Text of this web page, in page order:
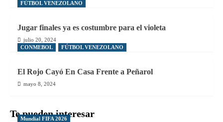
FÚTBOL VENEZOLANO
Jugar finales ya es costumbre para el violeta
julio 20, 2024
CONMEBOL
FÚTBOL VENEZOLANO
El Rojo Cayó En Casa Frente a Peñarol
mayo 8, 2024
Te pueden interesar
Mundial FIFA 2026